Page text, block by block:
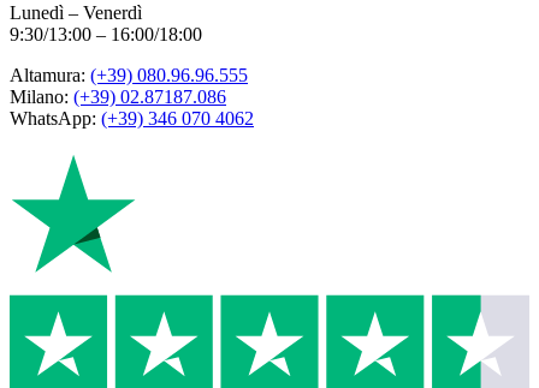
Lunedì – Venerdì
9:30/13:00 – 16:00/18:00
Altamura: (+39) 080.96.96.555
Milano: (+39) 02.87187.086
WhatsApp: (+39) 346 070 4062